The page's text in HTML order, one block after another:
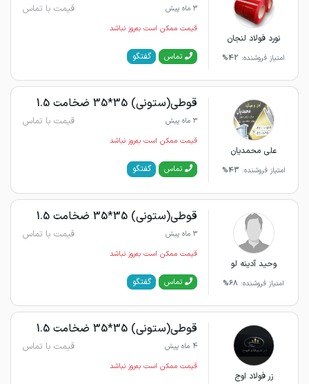
نورد فولاد لنجان
امتیاز فروشنده: 42%
3 ماه پیش قیمت با تماس
قیمت ممکن است به‌روز نباشد
تماس گفتگو
علی محمدیان
امتیاز فروشنده: 43%
قوطی(ستونی) 35*35 ضخامت 1.5
3 ماه پیش قیمت با تماس
قیمت ممکن است به‌روز نباشد
تماس گفتگو
وحید آدینه لو
امتیاز فروشنده: 68%
قوطی(ستونی) 35*35 ضخامت 1.5
3 ماه پیش قیمت با تماس
قیمت ممکن است به‌روز نباشد
تماس گفتگو
زر فولاد اوج
قوطی(ستونی) 35*35 ضخامت 1.5
4 ماه پیش قیمت با تماس
قیمت ممکن است به‌روز نباشد